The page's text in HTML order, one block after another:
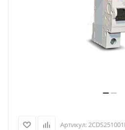
Артикул: